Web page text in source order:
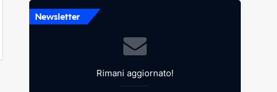
Newsletter
Rimani aggiornato!